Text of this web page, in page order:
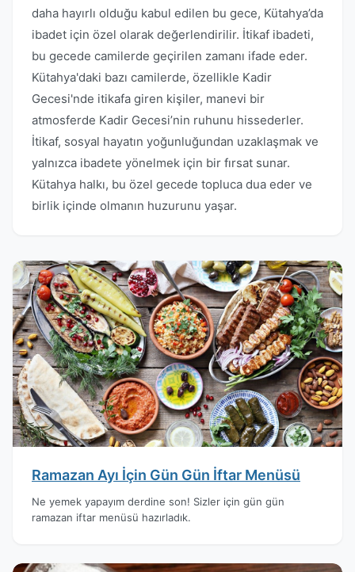
daha hayırlı olduğu kabul edilen bu gece, Kütahya’da
ibadet için özel olarak değerlendirilir. İtikaf ibadeti,
bu gecede camilerde geçirilen zamanı ifade eder.
Kütahya'daki bazı camilerde, özellikle Kadir
Gecesi'nde itikafa giren kişiler, manevi bir
atmosferde Kadir Gecesi’nin ruhunu hissederler.
İtikaf, sosyal hayatın yoğunluğundan uzaklaşmak ve
yalnızca ibadete yönelmek için bir fırsat sunar.
Kütahya halkı, bu özel gecede topluca dua eder ve
birlik içinde olmanın huzurunu yaşar.
Ramazan Ayı İçin Gün Gün İftar Menüsü
Ne yemek yapayım derdine son! Sizler için gün gün
ramazan iftar menüsü hazırladık.